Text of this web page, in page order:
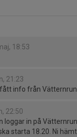
18:53
21:23
fått info från
22:50
loggar in på
starta 18.20. Ni